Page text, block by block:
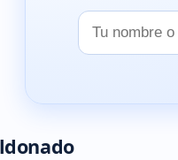
Tu
nombre